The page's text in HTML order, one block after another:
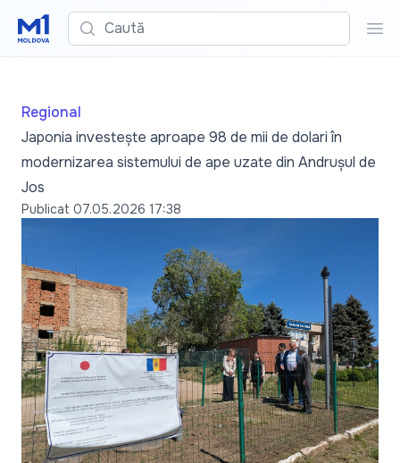
Caută
Regional
Japonia investește aproape 98 de mii de dolari în
modernizarea sistemului de ape uzate din Andrușul de
Jos
Publicat 07.05.2026 17:38